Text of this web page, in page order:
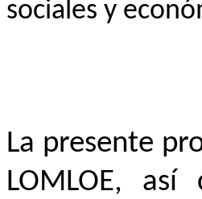
sociales y
La presente
LOMLOE,